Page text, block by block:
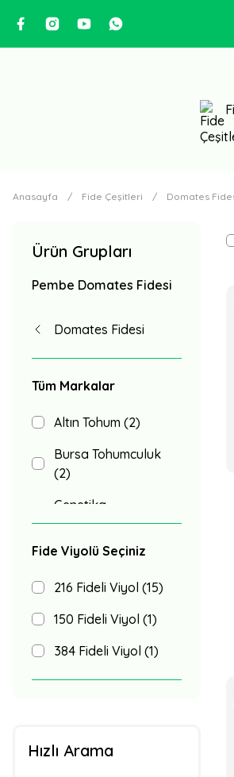
Anasayfa Fide Çeşitleri Domates
Ürün Grupları
Pembe Domates Fidesi
Domates Fidesi
Tüm Markalar
Altın Tohum (2)
Bursa Tohumculuk
(2)
Genetika
Tohumculuk (2)
Multi Tohum (2)
Agrotek Tohum (1)
Atlantik Tohum (1)
AZ Tohum (1)
Hazera Tohum (1)
Sakata Tohum (1)
Fide Viyolü Seçiniz
216 Fideli Viyol (15)
150 Fideli Viyol (1)
384 Fideli Viyol (1)
Hızlı Arama